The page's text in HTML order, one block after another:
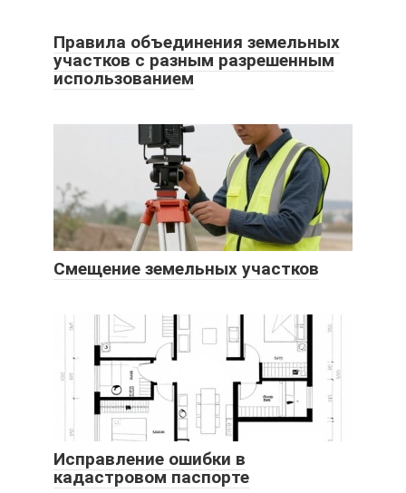
Правила объединения земельных
участков с разным разрешенным
использованием
Смещение земельных участков
Исправление ошибки в
кадастровом паспорте